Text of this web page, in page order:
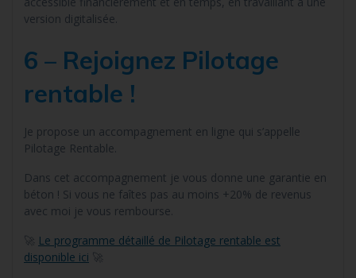
version digitalisée.
6 – Rejoignez Pilotage
rentable !
Je propose un accompagnement en ligne qui s’appelle
Pilotage Rentable.
Dans cet accompagnement je vous donne une garantie en
béton ! Si vous ne faîtes pas au moins +20% de revenus
avec moi je vous rembourse.
🚀 Le programme détaillé de Pilotage rentable est
disponible ici 🚀